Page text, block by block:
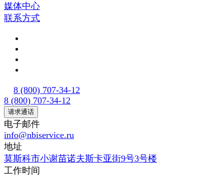
媒体中心
联系方式
8 (800) 707-34-12
8 (800) 707-34-12
请求通话
电子邮件
info@nbiservice.ru
地址
莫斯科市小谢苗诺夫斯卡亚街9号3号楼
工作时间